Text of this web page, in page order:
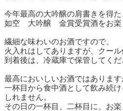
今年最高の大吟醸の肩書きを得た
如空 大吟醸 金賞受賞酒をお楽
繊細な味わいのお酒ですので、
火入れはしてありますが、クール
到着後は、冷蔵庫で保管してくだ
最高においしいお酒ではあります
一杯目から食中酒として飲み続
しれません。
その日の一杯目、二杯目に、お楽